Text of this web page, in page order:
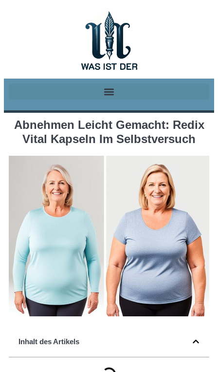
Abnehmen Leicht Gemacht: Redix
Vital Kapseln Im Selbstversuch
Inhalt des Artikels